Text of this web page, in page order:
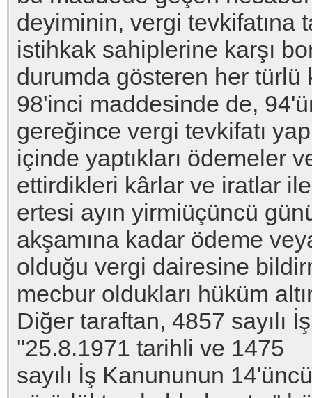
deyiminin, vergi tevkifatına
istihkak sahiplerine karşı
durumda gösteren her türlü
98'inci maddesinde de,
gereğince vergi tevkifatı
içinde yaptıkları ödemeler
ettirdikleri kârlar ve iratlar
ertesi ayın yirmiüçüncü
akşamına kadar ödeme
olduğu vergi dairesine
mecbur oldukları hüküm
Diğer taraftan, 4857 sayılı
''25.8.1971 tarihli ve 1475
sayılı İş Kanununun